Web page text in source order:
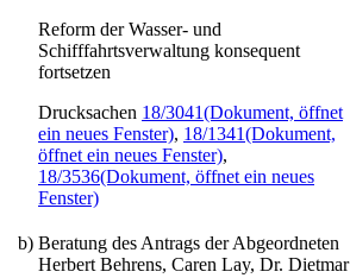
Reform der Wasser- und
Schifffahrtsverwaltung konsequent
fortsetzen
Drucksachen 18/3041(Dokument, öffnet
ein neues Fenster), 18/1341(Dokument,
öffnet ein neues Fenster),
18/3536(Dokument, öffnet ein neues
Fenster)
b) Beratung des Antrags der Abgeordneten
Herbert Behrens, Caren Lay, Dr. Dietmar